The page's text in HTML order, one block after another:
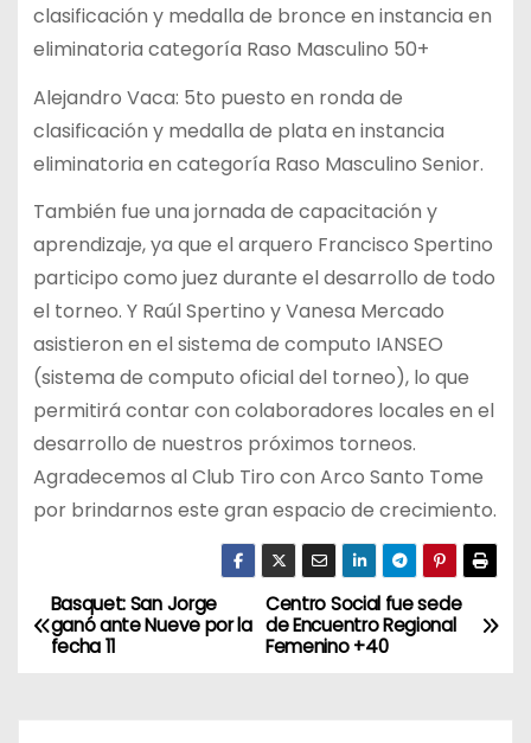
clasificación y medalla de bronce en instancia en
eliminatoria categoría Raso Masculino 50+
Alejandro Vaca: 5to puesto en ronda de
clasificación y medalla de plata en instancia
eliminatoria en categoría Raso Masculino Senior.
También fue una jornada de capacitación y
aprendizaje, ya que el arquero Francisco Spertino
participo como juez durante el desarrollo de todo
el torneo. Y Raúl Spertino y Vanesa Mercado
asistieron en el sistema de computo IANSEO
(sistema de computo oficial del torneo), lo que
permitirá contar con colaboradores locales en el
desarrollo de nuestros próximos torneos.
Agradecemos al Club Tiro con Arco Santo Tome
por brindarnos este gran espacio de crecimiento.
N
a
Centro Social fue sede
de Encuentro Regional
Femenino +40
Basquet: San Jorge
ganó ante Nueve por la
fecha 11